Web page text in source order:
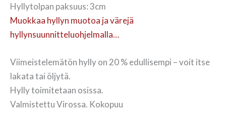
Hyllytolpan paksuus: 3cm
Muokkaa hyllyn muotoa ja värejä
hyllynsuunnitteluohjelmalla…
Viimeistelemätön hylly on 20 % edullisempi – voit itse
lakata tai öljytä.
Hylly toimitetaan osissa.
Valmistettu Virossa. Kokopuu